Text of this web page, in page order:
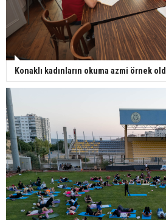
Konaklı kadınların okuma azmi örnek